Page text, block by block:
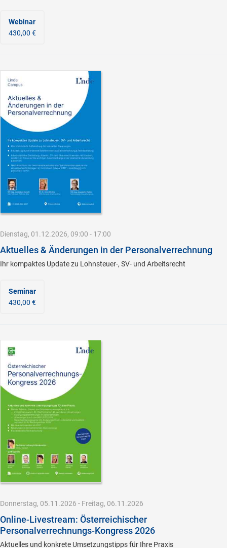
Webinar
430,00 €
Dienstag, 01.12.2026, 09:00 - 17:00
Aktuelles & Änderungen in der Personalverrechnung
Ihr kompaktes Update zu Lohnsteuer-, SV- und Arbeitsrecht
Seminar
430,00 €
Donnerstag, 05.11.2026 - Freitag, 06.11.2026
Online-Livestream: Österreichischer
Personalverrechnungs-Kongress 2026
Aktuelles und konkrete Umsetzungstipps für Ihre Praxis